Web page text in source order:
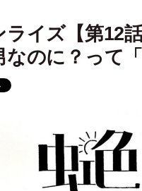
ライズ【第12
なのに？って